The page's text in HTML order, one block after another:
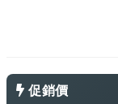
促銷價